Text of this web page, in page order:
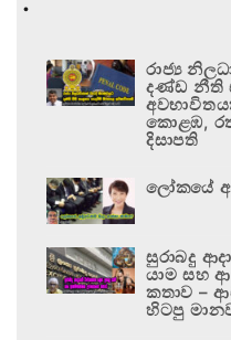
රාජ්‍ය
දණ්ඩ නීති
කොළඹ,
දිසාපති
ලෝකයේ
සුරාබදු
යාම සහ
කතාව –
හිටපු